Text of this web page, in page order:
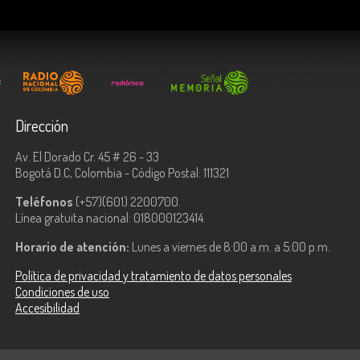
Dirección
Av. El Dorado Cr. 45 # 26 - 33
Bogotá D.C, Colombia - Código Postal: 111321
Teléfonos (+57)(601) 2200700.
Línea gratuita nacional: 018000123414.
Horario de atención: Lunes a viernes de 8:00 a.m. a 5:00 p.m.
Política de privacidad y tratamiento de datos personales
Condiciones de uso
Accesibilidad